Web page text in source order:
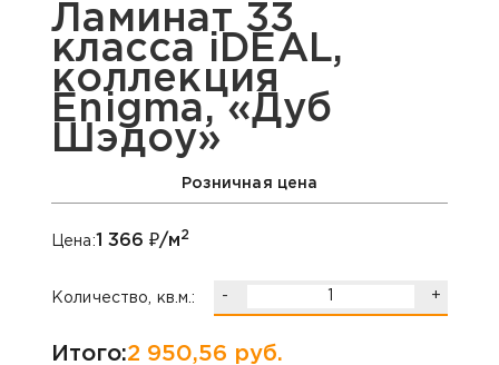
Ламинат 33
класса iDEAL,
коллекция
Enigma, «Дуб
Шэдоу»
Розничная цена
Цена:1 366 ₽/м2
Количество, кв.м.: - +
Итого:2 950,56 руб.